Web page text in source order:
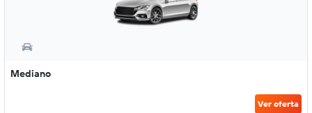
Mediano
Ver oferta